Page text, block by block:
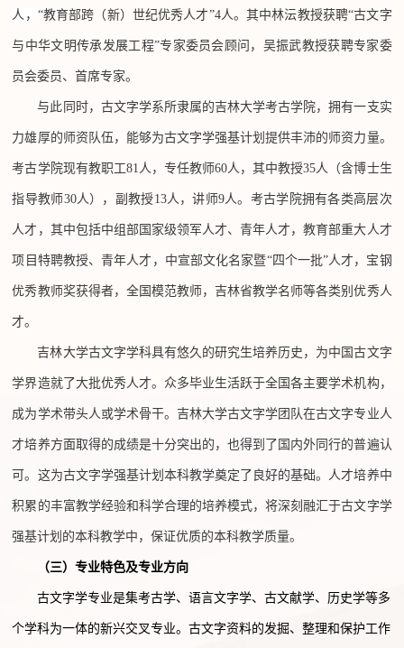
人， “教育部跨（新）世纪优秀人才”4人。其中林沄教授获聘“古文字
与中华文明传承发展工程”专家委员会顾问，吴振武教授获聘专家委
员会委员、首席专家。
与此同时，古文字学系所隶属的吉林大学考古学院，拥有一支实
力雄厚的师资队伍，能够为古文字学强基计划提供丰沛的师资力量。
考古学院现有教职工81人，专任教师60人，其中教授35人（含博士生
指导教师30人），副教授13人，讲师9人。考古学院拥有各类高层次
人才，其中包括中组部国家级领军人才、青年人才，教育部重大人才
项目特聘教授、青年人才，中宣部文化名家暨“四个一批”人才，宝钢
优秀教师奖获得者，全国模范教师，吉林省教学名师等各类别优秀人
才。
吉林大学古文字学科具有悠久的研究生培养历史，为中国古文字
学界造就了大批优秀人才。众多毕业生活跃于全国各主要学术机构，
成为学术带头人或学术骨干。吉林大学古文字学团队在古文字专业人
才培养方面取得的成绩是十分突出的，也得到了国内外同行的普遍认
可。这为古文字学强基计划本科教学奠定了良好的基础。人才培养中
积累的丰富教学经验和科学合理的培养模式，将深刻融汇于古文字学
强基计划的本科教学中，保证优质的本科教学质量。
（三）专业特色及专业方向
古文字学专业是集考古学、语言文字学、古文献学、历史学等多
个学科为一体的新兴交叉专业。古文字资料的发掘、整理和保护工作